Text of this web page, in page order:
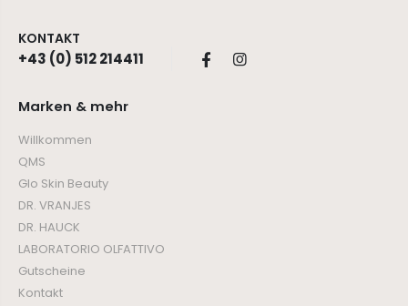
KONTAKT
+43 (0) 512 214411
Marken & mehr
Willkommen
QMS
Glo Skin Beauty
DR. VRANJES
DR. HAUCK
LABORATORIO OLFATTIVO
Gutscheine
Kontakt